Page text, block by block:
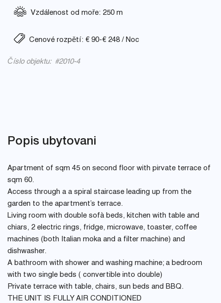
Vzdálenost od moře: 250 m
Cenové rozpětí: € 90-€ 248 / Noc
Číslo objektu: #2010-4
Popis ubytovani
Apartment of sqm 45 on second floor with pirvate terrace of
sqm 60.
Access through a a spiral staircase leading up from the
garden to the apartment’s terrace.
Living room with double sofà beds, kitchen with table and
chiars, 2 electric rings, fridge, microwave, toaster, coffee
machines (both Italian moka and a filter machine) and
dishwasher.
A bathroom with shower and washing machine; a bedroom
with two single beds ( convertible into double)
Private terrace with table, chairs, sun beds and BBQ.
THE UNIT IS FULLY AIR CONDITIONED